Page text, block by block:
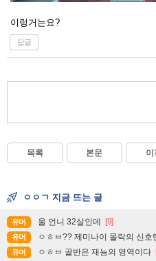
이렁거는요?
답글
목록 본문 이
ㅇㅇㄱ 지금 뜨는 글
유머 울 언니 32살인데 [9]
유머 ㅇㅎㅂ?? 제미나이 몰락의 신호
유머 ㅇㅎㅂ 골반은 재능의 영역이다